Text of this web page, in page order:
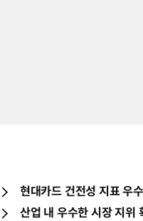
현대카드 건전성 지표 우
산업 내 우수한 시장 지위